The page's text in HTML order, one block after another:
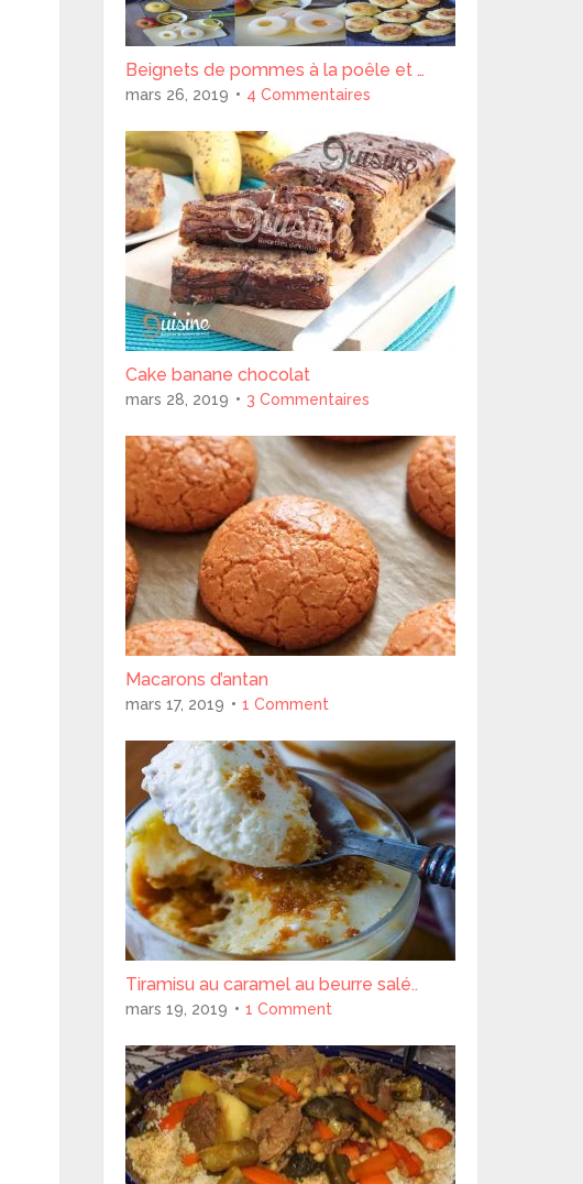
Beignets de pommes à la poêle et …
mars 26, 2019 4 Commentaires
Cake banane chocolat
mars 28, 2019 3 Commentaires
Macarons d’antan
mars 17, 2019 1 Comment
Tiramisu au caramel au beurre salé..
mars 19, 2019 1 Comment